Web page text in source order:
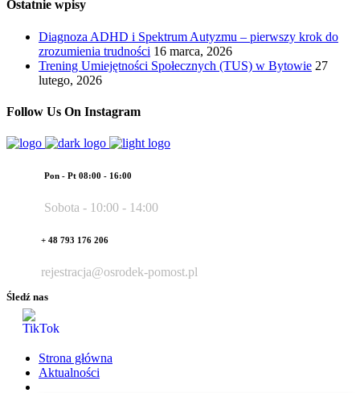
Ostatnie wpisy
Diagnoza ADHD i Spektrum Autyzmu – pierwszy krok do
zrozumienia trudności 16 marca, 2026
Trening Umiejętności Społecznych (TUS) w Bytowie 27
lutego, 2026
Follow Us On Instagram
Pon - Pt 08:00 - 16:00
Sobota - 10:00 - 14:00
+ 48 793 176 206
rejestracja@osrodek-pomost.pl
Śledź nas
Strona główna
Aktualności